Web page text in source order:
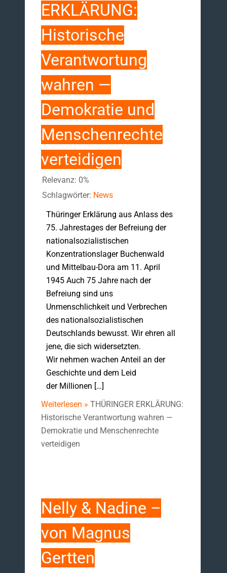
ERKLÄRUNG:
Historische
Verantwortung
wahren —
Demokratie und
Menschenrechte
verteidigen
Relevanz: 0%
Schlagwörter: News
Thüringer Erklärung aus Anlass des
75. Jahrestages der Befreiung der
nationalsozialistischen
Konzentrationslager Buchenwald
und Mittelbau-Dora am 11. April
1945 Auch 75 Jahre nach der
Befreiung sind uns
Unmenschlichkeit und Verbrechen
des nationalsozialistischen
Deutschlands bewusst. Wir ehren all
jene, die sich widersetzten.
Wir nehmen wachen Anteil an der
Geschichte und dem Leid
der Millionen […]
Weiterlesen » THÜRINGER ERKLÄRUNG:
Historische Verantwortung wahren —
Demokratie und Menschenrechte
verteidigen
Nelly & Nadine –
von Magnus
Gertten